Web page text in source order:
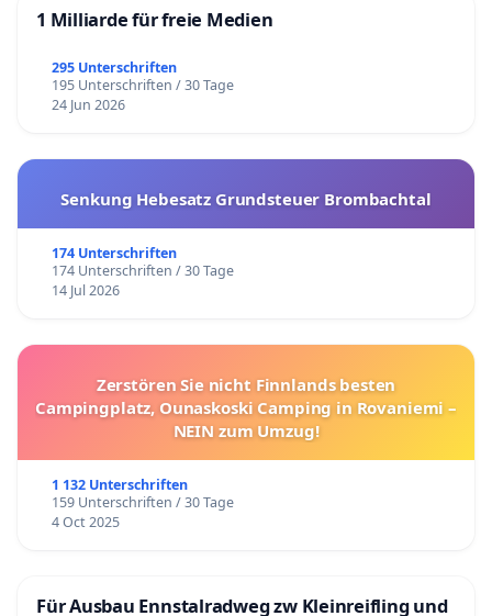
1 Milliarde für freie Medien
295 Unterschriften
195 Unterschriften / 30 Tage
24 Jun 2026
Senkung Hebesatz Grundsteuer Brombachtal
174 Unterschriften
174 Unterschriften / 30 Tage
14 Jul 2026
Zerstören Sie nicht Finnlands besten
Campingplatz, Ounaskoski Camping in Rovaniemi –
NEIN zum Umzug!
1 132 Unterschriften
159 Unterschriften / 30 Tage
4 Oct 2025
Für Ausbau Ennstalradweg zw Kleinreifling und